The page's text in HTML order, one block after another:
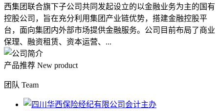
西集团联合旗下子公司共同发起设立的以金融业务为主的国有
控股公司，旨在充分利用集团产业链优势，搭建金融控股平
台，面向集团内外部市场提供金融服务。公司目前布局了商业
保理、融资租赁、资本运营、...
产品推荐 New product
团队 Team